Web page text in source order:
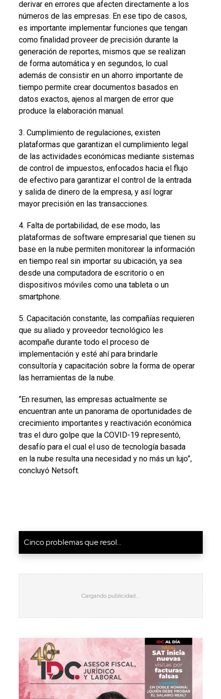
derivar en errores que afecten directamente a los
números de las empresas. En ese tipo de casos,
es importante implementar funciones que tengan
como finalidad proveer de precisión durante la
generación de reportes, mismos que se realizan
de forma automática y en segundos, lo cual
además de consistir en un ahorro importante de
tiempo permite crear documentos basados en
datos exactos, ajenos al margen de error que
produce la elaboración manual.
3. Cumplimiento de regulaciones, existen
plataformas que garantizan el cumplimiento legal
de las actividades económicas mediante sistemas
de control de impuestos, enfocados hacia el flujo
de efectivo para garantizar el control de la entrada
y salida de dinero de la empresa, y así lograr
mayor precisión en las transacciones.
4. Falta de portabilidad, de ese modo, las
plataformas de software empresarial que tienen su
base en la nube permiten monitorear la información
en tiempo real sin importar su ubicación, ya sea
desde una computadora de escritorio o en
dispositivos móviles como una tableta o un
smartphone.
5. Capacitación constante, las compañías requieren
que su aliado y proveedor tecnológico les
acompañe durante todo el proceso de
implementación y esté ahí para brindarle
consultoría y capacitación sobre la forma de operar
las herramientas de la nube.
“En resumen, las empresas actualmente se
encuentran ante un panorama de oportunidades de
crecimiento importantes y reactivación económica
tras el duro golpe que la COVID-19 representó,
desafío para el cual el uso de tecnología basada
en la nube resulta una necesidad y no más un lujo”,
concluyó Netsoft.
Cinco problemas que resol...